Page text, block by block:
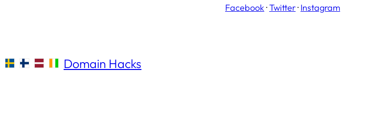
Facebook ·Twitter· Instagram
Domain Hacks